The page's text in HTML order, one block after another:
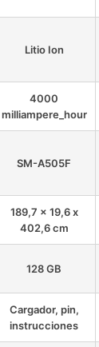
Litio Ion
4000
milliampere_hour
SM-A505F
189,7 x 19,6 x
402,6 cm
128 GB
Cargador, pin,
instrucciones